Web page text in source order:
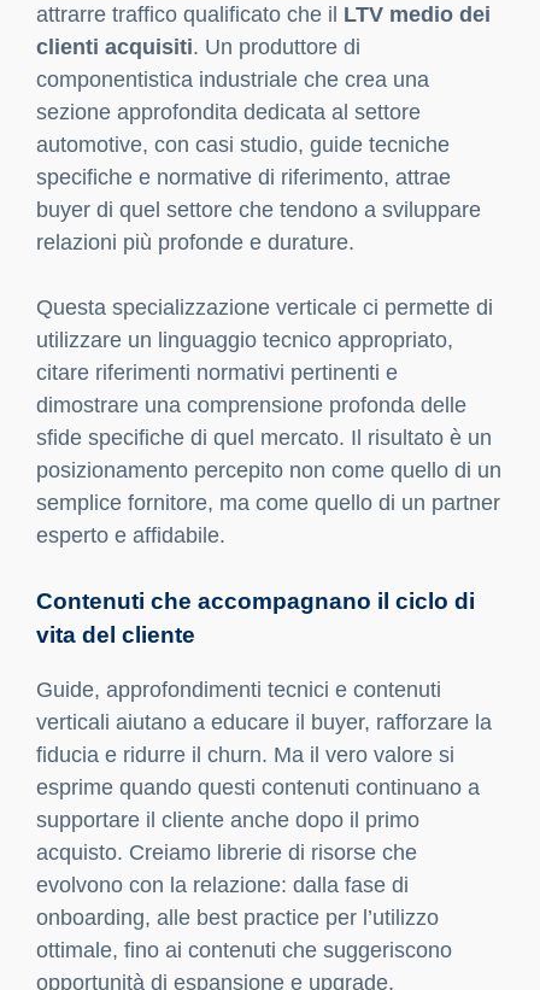
attrarre traffico qualificato che il LTV medio dei
clienti acquisiti. Un produttore di
componentistica industriale che crea una
sezione approfondita dedicata al settore
automotive, con casi studio, guide tecniche
specifiche e normative di riferimento, attrae
buyer di quel settore che tendono a sviluppare
relazioni più profonde e durature.
Questa specializzazione verticale ci permette di
utilizzare un linguaggio tecnico appropriato,
citare riferimenti normativi pertinenti e
dimostrare una comprensione profonda delle
sfide specifiche di quel mercato. Il risultato è un
posizionamento percepito non come quello di un
semplice fornitore, ma come quello di un partner
esperto e affidabile.
Contenuti che accompagnano il ciclo di
vita del cliente
Guide, approfondimenti tecnici e contenuti
verticali aiutano a educare il buyer, rafforzare la
fiducia e ridurre il churn. Ma il vero valore si
esprime quando questi contenuti continuano a
supportare il cliente anche dopo il primo
acquisto. Creiamo librerie di risorse che
evolvono con la relazione: dalla fase di
onboarding, alle best practice per l’utilizzo
ottimale, fino ai contenuti che suggeriscono
opportunità di espansione e upgrade.